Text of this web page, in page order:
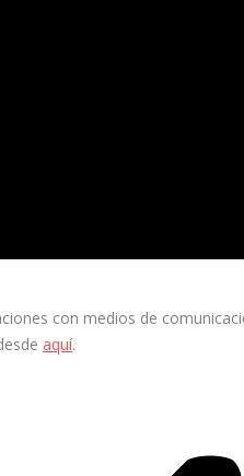
con medios de
aquí.